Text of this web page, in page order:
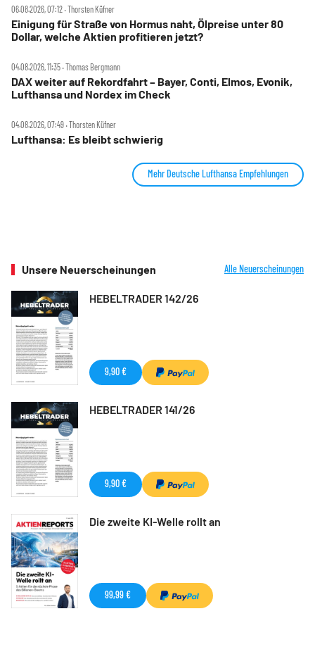
06.08.2026, 07:12 ‧ Thorsten Küfner
Einigung für Straße von Hormus naht, Ölpreise unter 80
Dollar, welche Aktien profitieren jetzt?
04.08.2026, 11:35 ‧ Thomas Bergmann
DAX weiter auf Rekordfahrt – Bayer, Conti, Elmos, Evonik,
Lufthansa und Nordex im Check
04.08.2026, 07:49 ‧ Thorsten Küfner
Lufthansa: Es bleibt schwierig
Mehr Deutsche Lufthansa Empfehlungen
Unsere Neuerscheinungen Alle Neuerscheinungen
HEBELTRADER 142/26
9,90 €
HEBELTRADER 141/26
9,90 €
Die zweite KI-Welle rollt an
99,99 €